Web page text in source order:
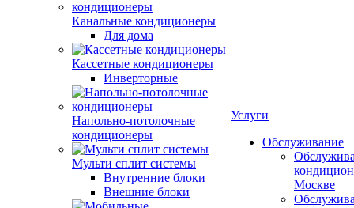
Канальные кондиционеры
Для дома
Кассетные кондиционеры
Инверторные
Напольно-потолочные
кондиционеры
Мульти сплит системы
Внутренние блоки
Внешние блоки
Услуги
Обслуживание
Москве